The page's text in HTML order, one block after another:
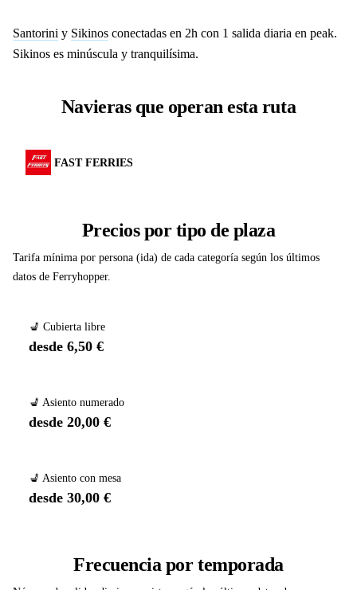
Santorini y Sikinos conectadas en 2h con 1 salida diaria en peak.
Sikinos es minúscula y tranquilísima.
Navieras que operan esta ruta
FAST FERRIES
Precios por tipo de plaza
Tarifa mínima por persona (ida) de cada categoría según los últimos
datos de Ferryhopper.
💺 Cubierta libre
desde 6,50 €
💺 Asiento numerado
desde 20,00 €
💺 Asiento con mesa
desde 30,00 €
Frecuencia por temporada